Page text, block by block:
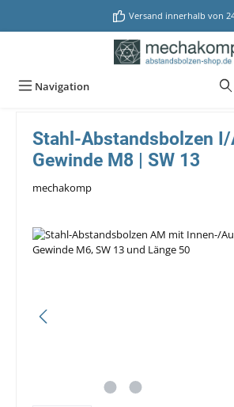
Versand innerhalb von
Navigation
Stahl-Abstandsbolzen I/
Gewinde M8 | SW 13
mechakomp
Bildergalerie überspringen